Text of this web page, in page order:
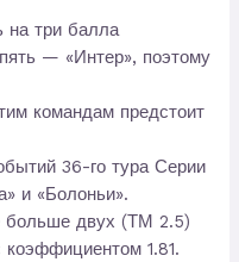
на три балла
— «Интер», поэтому
командам предстоит
36-го тура Серии
и «Болоньи».
больше двух (ТМ 2.5)
коэффициентом 1.81.